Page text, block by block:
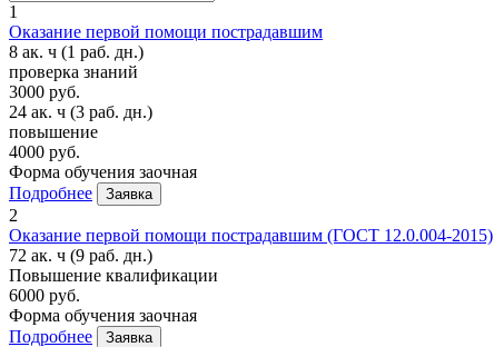
1
Оказание первой помощи пострадавшим
8 ак. ч (1 раб. дн.)
проверка знаний
3000 руб.
24 ак. ч (3 раб. дн.)
повышение
4000 руб.
Форма обучения заочная
Подробнее
Заявка
2
Оказание первой помощи пострадавшим (ГОСТ 12.0.004-2015)
72 ак. ч (9 раб. дн.)
Повышение квалификации
6000 руб.
Форма обучения заочная
Подробнее
Заявка